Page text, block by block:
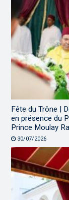
Fête du Trône |
en présence du
Prince Moulay
30/07/2026